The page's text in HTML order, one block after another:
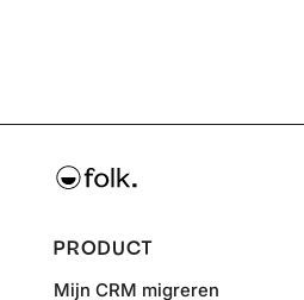
PRODUCT
Mijn CRM migreren